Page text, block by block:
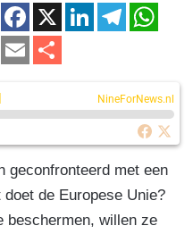
F
a
c
e
o
o
k
X
Li
e
n
T
gr
a
m
s
A
p
p
E
aile
NineForNews.nl
geconfronteerd met een
de Europese Unie?
beschermen, willen ze